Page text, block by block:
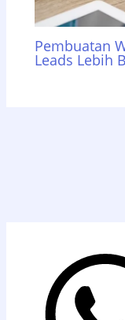
Pembuatan
Leads Lebih